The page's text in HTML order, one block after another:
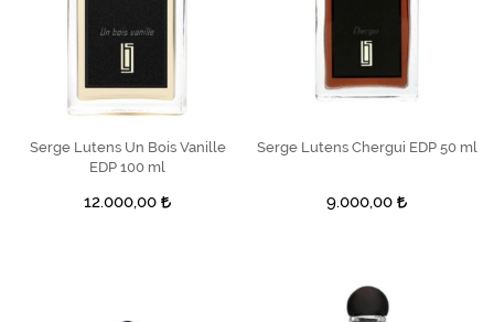
SEPETE EKLE
Serge Lutens Un Bois Vanille
EDP 100 ml
12.000,00
SEPETE EKLE
Serge Lutens Chergui EDP 50 ml
9.000,00